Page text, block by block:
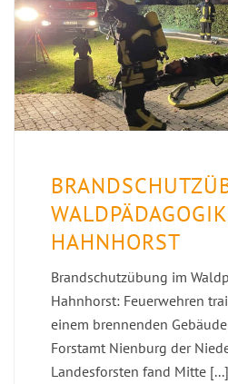
HAHNHORST
Brandschutzübung im
Hahnhorst: Feuerwehren
einem brennenden
Forstamt Nienburg der
Landesforsten fand Mitte [...]